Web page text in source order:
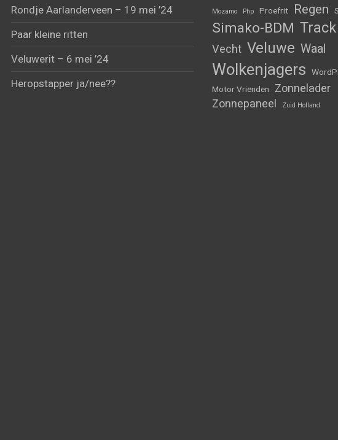
Rondje Aarlanderveen – 19 mei ’24
Paar kleine ritten
Veluwerit – 6 mei ’24
Heropstapper ja/nee??
Mozamo Php Proefrit Regen
Simako-BDM Track
Vecht Veluwe Waal
Wolkenjagers
Motor Vrienden
Zonnelader
Zonnepaneel
Zuid Holland